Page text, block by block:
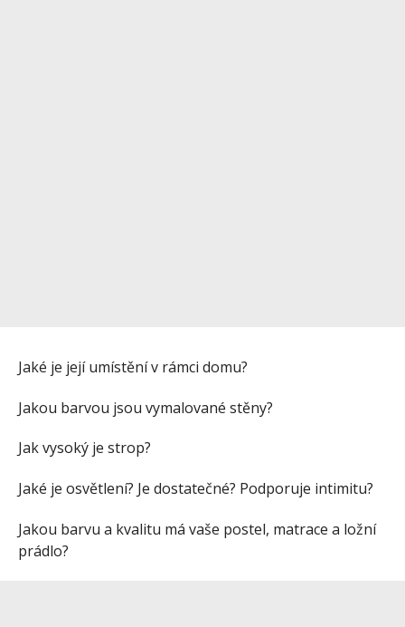
Jaké je její umístění v rámci domu?
Jakou barvou jsou vymalované stěny?
Jak vysoký je strop?
Jaké je osvětlení? Je dostatečné? Podporuje intimitu?
Jakou barvu a kvalitu má vaše postel, matrace a ložní
prádlo?